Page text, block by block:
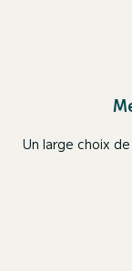
Un large choix